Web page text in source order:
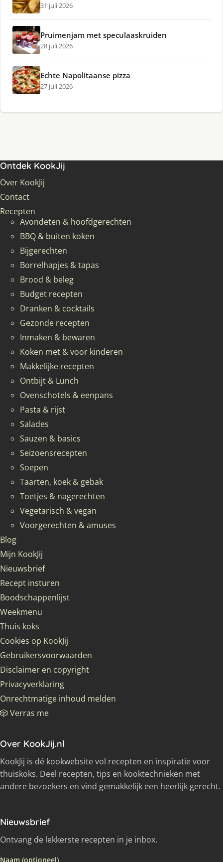
31 juli 2026
Pruimenjam met speculaaskruiden
28 juli 2026
Echte Napolitaanse pizza
27 juli 2026
Ontdek KookJij
Over KookJij
Contact
Recepten
Avondeten & hoofdgerechten
BBQ & buiten koken
Bijgerechten
Borrelhapjes & tapas
Brood & beleg
Budget recepten
Dranken & cocktails
Gezonde recepten
Inmaken & bewaren
Koken met & voor kinderen
Makkelijke recepten
Ontbijt & Lunch
Ovenschotels & eenpans
Pasta & rijst
Salades
Sauzen & basics
Seizoensrecepten
Soepen
Taarten, koek & gebak
Toetjes & nagerechten
Vegetarisch & vegan
Voorgerechten & amuses
Blog
Mijn KookJij
Nieuwsbrief
Recept insturen
Boodschappenlijst
Weekmenu
Thuis koks
Cookies op KookJij
Gebruikersvoorwaarden
Disclaimer en copyright
Privacyverklaring
Onrechtmatige inhoud melden
🎲 Verras me
Over KookJij.nl
KookJij is dé kookwebsite vol recepten en inspiratie voor
thuiskoks. Deel recepten, tips en kooktechnieken met
andere bezoekers en vind gemakkelijk een heerlijk gerecht.
Nieuwsbrief
Ontvang de lekkerste recepten in je inbox.
Naam (optioneel)